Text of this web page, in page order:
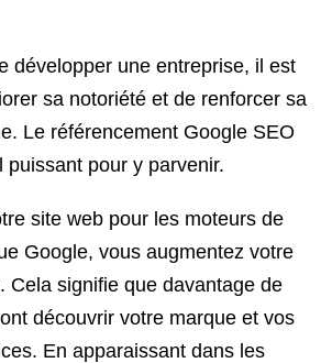
développer une entreprise, il est
sa notoriété et de renforcer sa
Le référencement Google SEO
puissant pour y parvenir.
site web pour les moteurs de
Google, vous augmentez votre
Cela signifie que davantage de
découvrir votre marque et vos
En apparaissant dans les